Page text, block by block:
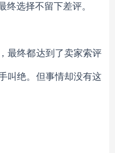
选择不留下差评。
最终都达到了卖家索评
叫绝。但事情却没有这